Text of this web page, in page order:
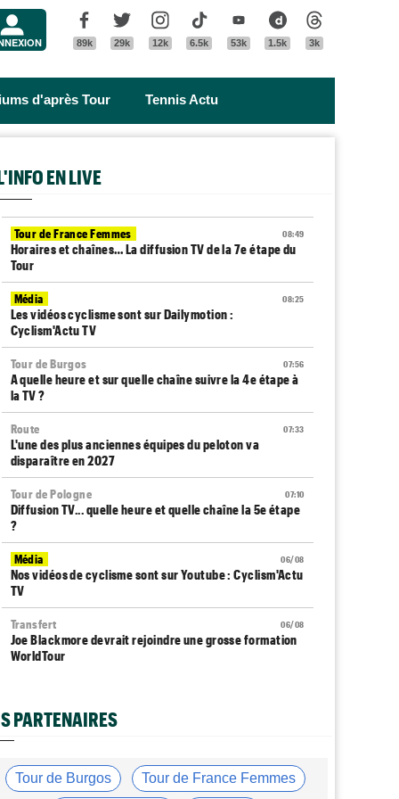
Facebook
89k
Twitter
29k
Instagram
12k
Tik Tok
6.5k
Youtube
53k
Dailymotion
1.5k 3k
d'après Tour Tennis Actu
EN LIVE
08:49
Tour de France Femmes
Horaires et chaînes… La diffusion TV de la 7e étape du
Tour
08:25
Média
Les vidéos cyclisme sont sur Dailymotion :
Cyclism'Actu TV
07:56
Tour de Burgos
A quelle heure et sur quelle chaîne suivre la 4e étape à
la TV ?
07:33
Route
L'une des plus anciennes équipes du peloton va
disparaître en 2027
07:10
Tour de Pologne
Diffusion TV... quelle heure et quelle chaîne la 5e étape
?
06/08
Média
Nos vidéos de cyclisme sont sur Youtube : Cyclism'Actu
TV
06/08
Transfert
Joe Blackmore devrait rejoindre une grosse formation
WorldTour
mais…"
La Soudal Quick-Step recrute un talentueux sprinteur
allemand de 24 ans
PARTENAIRES
Tour de Burgos Tour de France Femmes